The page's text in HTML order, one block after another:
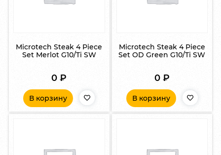
Microtech Steak 4 Piece
Set Merlot G10/Ti SW
0₽
В корзину
Microtech Steak 4 Piece
Set OD Green G10/Ti SW
0 ₽
В корзину